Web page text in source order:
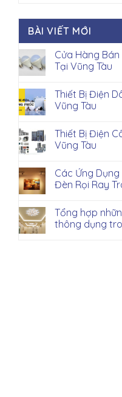
BÀI VIẾT MỚI
Cửa Hàng
Tại Vũng Tàu
Thiết Bị Điện
Vũng Tàu
Thiết Bị Điện
Vũng Tàu
Các Ứng
Đèn Rọi Ray
Tổng hợp
thông dụng